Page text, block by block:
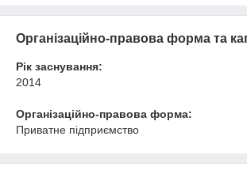
Організаційно-правова форма та
Рік заснування:
2014
Організаційно-правова форма:
Приватне підприємство